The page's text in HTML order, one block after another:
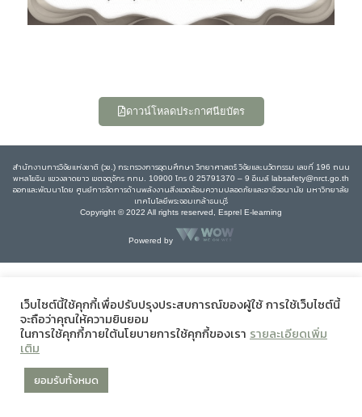
ดาวน์โหลดประกาศนียบัตร
สำนักงานการวิจัยแห่งชาติ (วช.) กระทรวงการอุดมศึกษา วิทยาศาสตร์ วิจัยและนวัตกรรม เลขที่ 196 ถนน
พหลโยธิน แขวงลาดยาว เขตจตุจักร กทม. 10900 โทร 0 25791370 – 9 อีเมล์ labsafety@nrct.go.th
ออกและพัฒนาโดย ศูนย์การจัดการด้านพลังงานสิ่งแวดล้อมความปลอดภัยและอาชีวอนามัย มหาวิทยาลัย
เทคโนโลยีพระจอมเกล้าธนบุรี
Copyright © 2022 All rights reserved, Esprel E-learning
Powered by
เว็บไซต์นี้ใช้คุกกี้เพื่อปรับปรุงประสบการณ์ของผู้ใช้ การใช้เว็บไซต์นี้
จะถือว่าคุณให้ความยินยอม
ในการใช้คุกกี้ภายใต้นโยบายการใช้คุกกี้ของเรา รายละเอียดเพิ่ม
เติม
ยอมรับทั้งหมด